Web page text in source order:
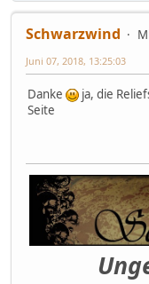
Schwarzwind
Juni 07, 2018, 13:25:03
Danke
ja, die
Seite